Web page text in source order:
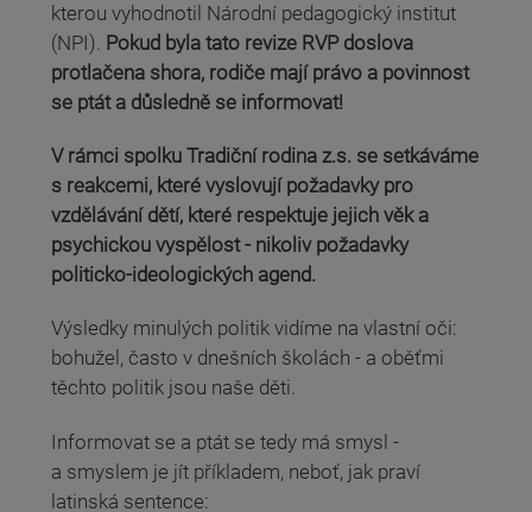
kterou vyhodnotil Národní pedagogický institut
(NPI). Pokud byla tato revize RVP doslova
protlačena shora, rodiče mají právo a povinnost
se ptát a důsledně se informovat!
V rámci spolku Tradiční rodina z.s. se setkáváme
s reakcemi, které vyslovují požadavky pro
vzdělávání dětí, které respektuje jejich věk a
psychickou vyspělost - nikoliv požadavky
politicko-ideologických agend.
Výsledky minulých politik vidíme na vlastní oči:
bohužel, často v dnešních školách - a oběťmi
těchto politik jsou naše děti.
Informovat se a ptát se tedy má smysl -
a smyslem je jít příkladem, neboť, jak praví
latinská sentence: